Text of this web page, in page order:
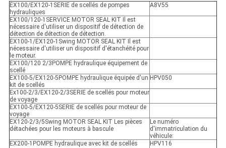
EX100/EX120-1SERIE de scellés de pompes
hydrauliques
A8V55
EX100/120-1SERVICE MOTOR SEAL KIT Il est
nécessaire d'utiliser un dispositif de détection de
détection de détection de détection.
EX100-1/EX120-1Swing MOTOR SEAL KIT Il est
nécessaire d'utiliser un dispositif d'étanchéité pour
le moteur.
EX100/120 2/3POMPE hydraulique équipement de
scellé
EX100-5/EX120-5POMPE hydraulique équipée d'un
kit de scellés
HPV050
Ex100-2/3/EX120-2/3SERIE de scellés pour moteur
de voyage
EX100-5/EX120-5SERIE de scellés pour moteur de
voyage
EX120-2/3/5Swing MOTOR SEAL KIT Les pièces
détachées pour les moteurs à bascule
Le numéro
d'immatriculation du
véhicule:
EX200-1POMPE hydraulique avec kit de scellés
HPV116